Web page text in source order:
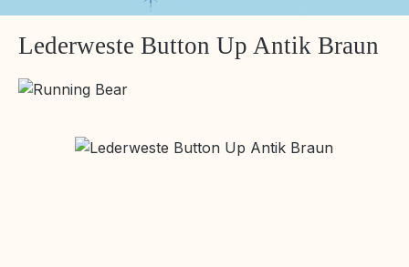
Lederweste Button Up Antik Braun
Bildergalerie überspringen